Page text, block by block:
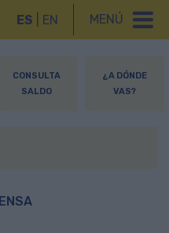
MENÚ
ES EN
CONSULTA
SALDO
¿A DÓNDE
VAS?